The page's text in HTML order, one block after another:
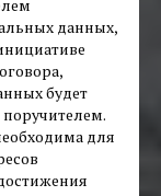
данных,
будет
для